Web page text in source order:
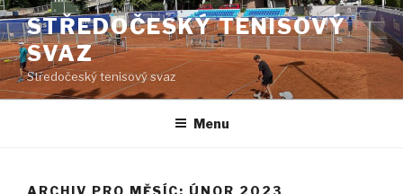
Přejít
k
obsahu
webu
STŘEDOČESKÝ TENISOVÝ
SVAZ
Středočeský tenisový svaz
Menu
ARCHIV PRO MĚSÍC: ÚNOR 2023